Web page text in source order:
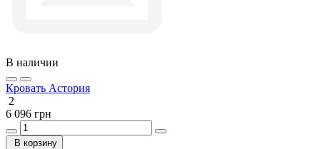
В наличии
Кровать Астория
2
6 096 грн
В корзину